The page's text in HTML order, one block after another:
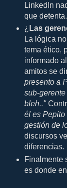
LinkedIn
que detenta.
¿ Las
La lógica
tema ético,
informado
amitos se
presento a
sub-
bleh.."
él es Pepito
gestión de
discursos
diferencias.
Finalmente
es donde